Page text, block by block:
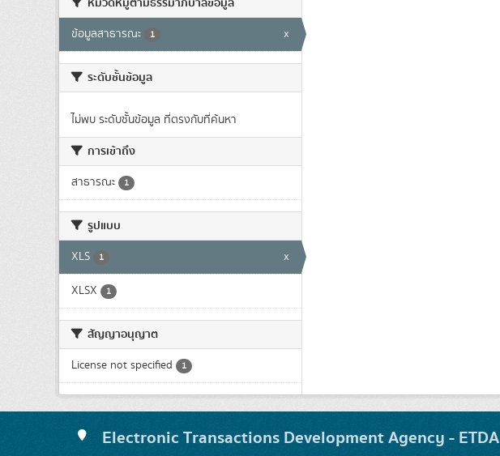
ข้อมูลสาธารณะ 1 x
ระดับชั้นข้อมูล
ไม่พบ ระดับชั้นข้อมูล ที่ตรงกับที่ค้นหา
การเข้าถึง
สาธารณะ 1
รูปแบบ
XLS 1 x
XLSX 1
สัญญาอนุญาต
License not specified 1
Electronic Transactions Development Agency - ETDA